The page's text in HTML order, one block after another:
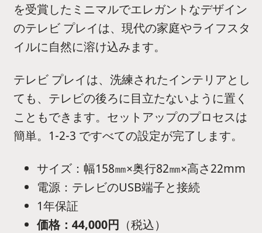
を受賞したミニマルでエレガントなデザイン
のテレビ プレイは、現代の家庭やライフスタ
イルに自然に溶け込みます。
テレビ プレイは、洗練されたインテリアとし
ても、テレビの後ろに目立たないように置く
こともできます。セットアップのプロセスは
簡単。1-2-3 ですべての設定が完了します。
サイズ：幅158㎜×奥行82㎜×高さ22mm
電源：テレビのUSB端子と接続
1年保証
価格：44,000円 （税込）